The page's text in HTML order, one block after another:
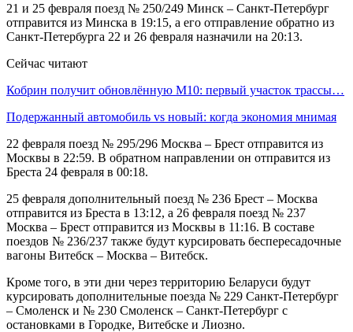
21 и 25 февраля поезд № 250/249 Минск – Санкт-Петербург
отправится из Минска в 19:15, а его отправление обратно из
Санкт-Петербурга 22 и 26 февраля назначили на 20:13.
Сейчас читают
Кобрин получит обновлённую М10: первый участок трассы…
Подержанный автомобиль vs новый: когда экономия мнимая
22 февраля поезд № 295/296 Москва – Брест отправится из
Москвы в 22:59. В обратном направлении он отправится из
Бреста 24 февраля в 00:18.
25 февраля дополнительный поезд № 236 Брест – Москва
отправится из Бреста в 13:12, а 26 февраля поезд № 237
Москва – Брест отправится из Москвы в 11:16. В составе
поездов № 236/237 также будут курсировать беспересадочные
вагоны Витебск – Москва – Витебск.
Кроме того, в эти дни через территорию Беларуси будут
курсировать дополнительные поезда № 229 Санкт-Петербург
– Смоленск и № 230 Смоленск – Санкт-Петербург с
остановками в Городке, Витебске и Лиозно.